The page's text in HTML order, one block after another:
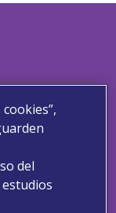
de Cookies
del